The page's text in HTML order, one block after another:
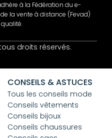
à la Fédération du e-
la vente à distance (Fevad)
tous droits réservés.
CONSEILS & ASTUCES
Tous les conseils mode
Conseils vêtements
Conseils bijoux
Conseils chaussures